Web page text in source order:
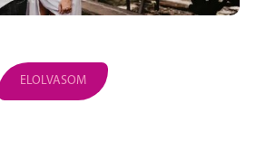
ELOLVASOM